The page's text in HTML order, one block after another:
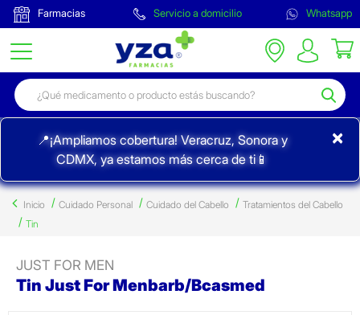
Farmacias Servicio a domicilio Whatsapp
📍¡Ampliamos cobertura! Veracruz, Sonora y
CDMX, ya estamos más cerca de ti📱
×
Inicio Cuidado Personal Cuidado del Cabello
Tratamientos del Cabello
Tin
JUST FOR MEN
Tin Just For Menbarb/Bcasmed